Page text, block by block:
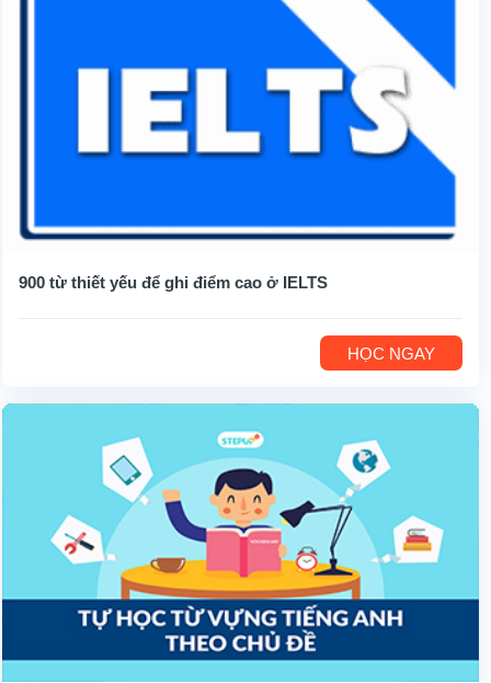
900 từ thiết yếu để ghi điểm cao ở IELTS
HỌC NGAY